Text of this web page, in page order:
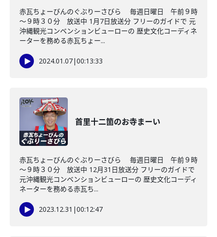
赤瓦ちょーびんのぐぶりーさびら 毎週日曜日 午前９時
～９時３０分 放送中 1月7日放送分 フリーのガイドで 元
沖縄観光コンベンションビューローの 歴史文化コーディネ
ーターを務める赤瓦ちょー...
2024.01.07|00:13:33
首里十二箇のお寺まーい
赤瓦ちょーびんのぐぶりーさびら 毎週日曜日 午前９時
～９時３０分 放送中 12月31日放送分 フリーのガイドで
元沖縄観光コンベンションビューローの 歴史文化コーディ
ネーターを務める赤瓦ち...
2023.12.31 |00:12:47